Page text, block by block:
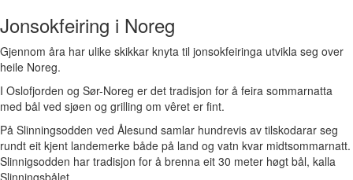
Jonsokfeiring i Noreg
Gjennom åra har ulike skikkar knyta til jonsokfeiringa utvikla seg over
heile Noreg.
I Oslofjorden og Sør-Noreg er det tradisjon for å feira sommarnatta
med bål ved sjøen og grilling om vêret er fint.
På Slinningsodden ved Ålesund samlar hundrevis av tilskodarar seg
rundt eit kjent landemerke både på land og vatn kvar midtsommarnatt.
Slinnigsodden har tradisjon for å brenna eit 30 meter høgt bål, kalla
Slinningsbålet.